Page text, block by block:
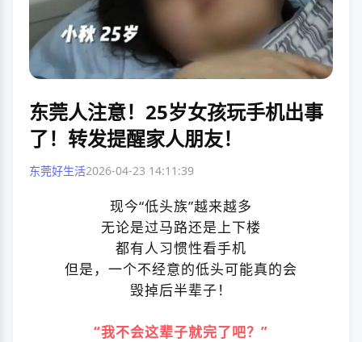
东莞人注意！25岁女孩玩手机出事
了！转发提醒家人朋友！
东莞好生活2026-04-23 14:11:39
现今“低头族”越来越多
无论是过马路还是上下楼
都有人习惯性看手机
但是，一个不经意的低头可能真的会
毁掉后半辈子！
“我不会这辈子就完了吧？”